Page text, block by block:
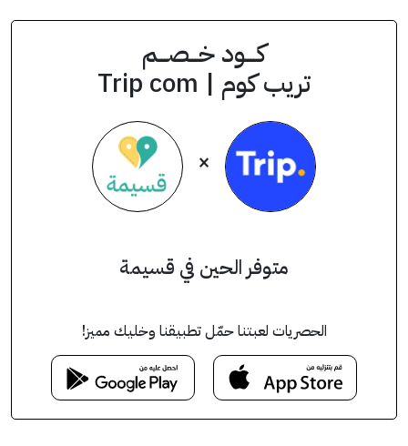
كــــود خـــصـــم
تريب كوم | Trip com
×
متوفر الحين في قسيمة
الحصريات لعبتنا حمّل تطبيقنا وخليك مميز!